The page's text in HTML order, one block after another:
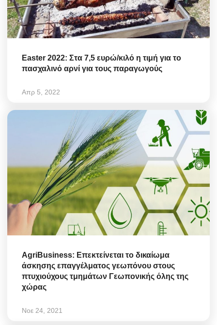
Easter 2022: Στα 7,5 ευρώ/κιλό η τιμή για το
πασχαλινό αρνί για τους παραγωγούς
Απρ 5, 2022
AgriBusiness: Επεκτείνεται το δικαίωμα
άσκησης επαγγέλματος γεωπόνου στους
πτυχιούχους τμημάτων Γεωπονικής όλης της
χώρας
Νοε 24, 2021